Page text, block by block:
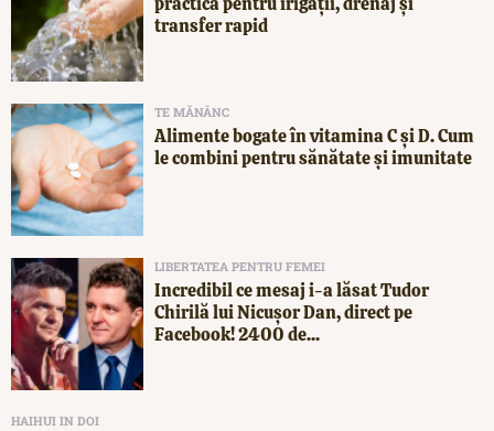
transfer rapid
TE MĂNÂNC
Alimente bogate în vitamina C și D. Cum
le combini pentru sănătate și imunitate
LIBERTATEA PENTRU FEMEI
Incredibil ce mesaj i-a lăsat Tudor
Chirilă lui Nicușor Dan, direct pe
Facebook! 2400 de...
HAIHUI IN DOI